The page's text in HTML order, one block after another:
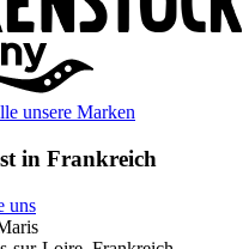
unsere Marken
in Frankreich
uns